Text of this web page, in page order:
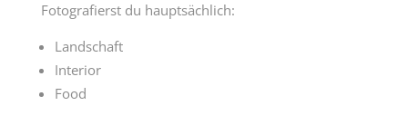
Fotografierst du hauptsächlich:
Landschaft
Interior
Food